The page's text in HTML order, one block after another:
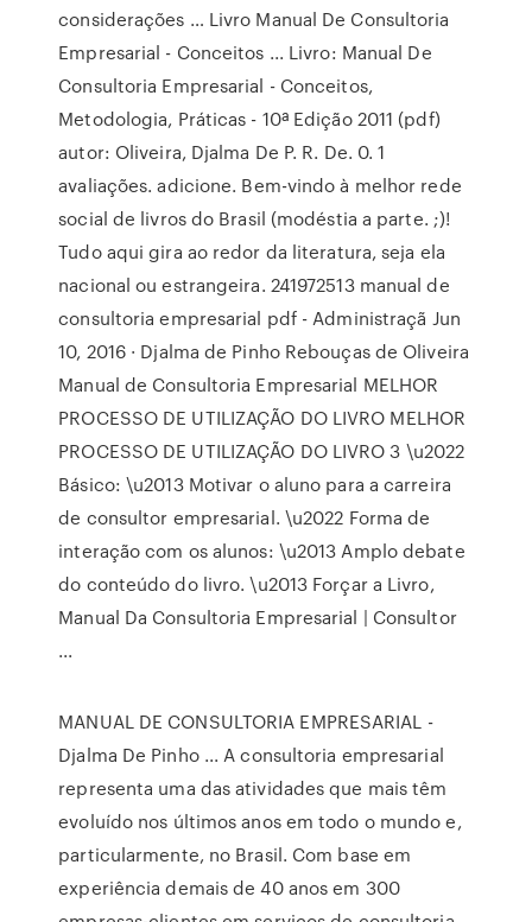
considerações … Livro Manual De Consultoria
Empresarial - Conceitos ... Livro: Manual De
Consultoria Empresarial - Conceitos,
Metodologia, Práticas - 10ª Edição 2011 (pdf)
autor: Oliveira, Djalma De P. R. De. 0. 1
avaliações. adicione. Bem-vindo à melhor rede
social de livros do Brasil (modéstia a parte. ;)!
Tudo aqui gira ao redor da literatura, seja ela
nacional ou estrangeira. 241972513 manual de
consultoria empresarial pdf - Administraçã Jun
10, 2016 · Djalma de Pinho Rebouças de Oliveira
Manual de Consultoria Empresarial MELHOR
PROCESSO DE UTILIZAÇÃO DO LIVRO MELHOR
PROCESSO DE UTILIZAÇÃO DO LIVRO 3 \u2022
Básico: \u2013 Motivar o aluno para a carreira
de consultor empresarial. \u2022 Forma de
interação com os alunos: \u2013 Amplo debate
do conteúdo do livro. \u2013 Forçar a Livro,
Manual Da Consultoria Empresarial | Consultor
...
MANUAL DE CONSULTORIA EMPRESARIAL -
Djalma De Pinho ... A consultoria empresarial
representa uma das atividades que mais têm
evoluído nos últimos anos em todo o mundo e,
particularmente, no Brasil. Com base em
experiência demais de 40 anos em 300